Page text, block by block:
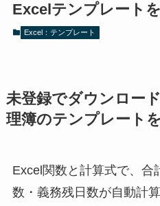
Excelテンプレート
Excel：テンプレート
未登録でダウンロー
理簿のテンプレート
Excel関数と計算式で、合
数・義務残日数が自動計算